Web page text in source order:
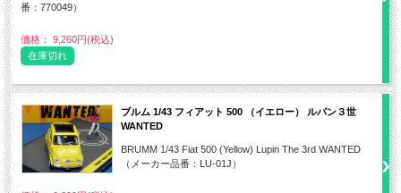
番：770049）
価格： 9,260円(税込)
在庫切れ
ブルム 1/43 フィアット 500 （イエロー） ルパン３世
WANTED
BRUMM 1/43 Fiat 500 (Yellow) Lupin The 3rd WANTED
（メーカー品番：LU-01J）